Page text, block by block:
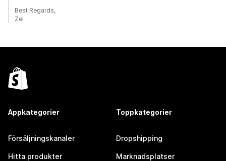
Best Regards,
Zel
Appkategorier
Försäljningskanaler
Hitta produkter
Toppkategorier
Dropshipping
Marknadsplatser